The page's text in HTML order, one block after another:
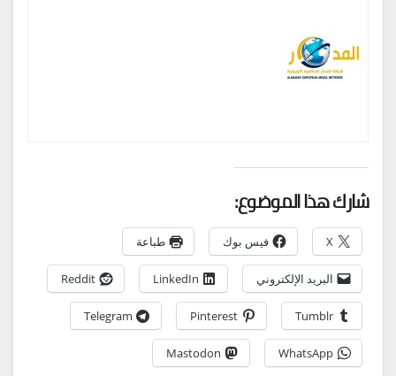
شارك هذا الموضوع:
X فيس بوك طباعة
البريد الإلكتروني LinkedIn
Reddit
Tumblr
Pinterest
Telegram
WhatsApp
Mastodon